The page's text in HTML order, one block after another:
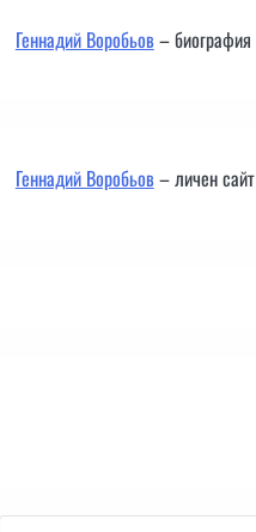
Геннадий Воробьов– биография
Геннадий Воробьов– личен сайт